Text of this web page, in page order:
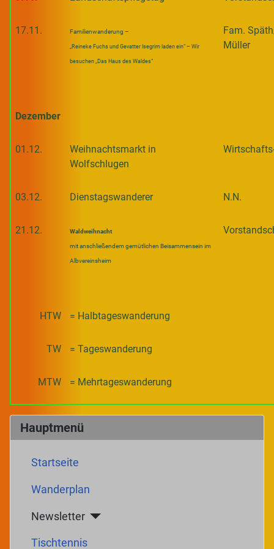
Hauptmenü
Startseite
Wanderplan
Newsletter
Tischtennis
17.11. Familienwanderung –
„Reineke Fuchs und Gevatter Isegrim laden ein“ – Wir
besuchen „Das Haus des Waldes“
Fam.
Müller
Dezember
01.12.
Weihnachtsmarkt in
Wolfschlugen
03.12. Dienstagswanderer N.N.
21.12. Waldweihnacht
mit anschließendem gemütlichen Beisammensein im
Albvereinsheim
HTW = Halbtageswanderung
TW = Tageswanderung
MTW = Mehrtageswanderung